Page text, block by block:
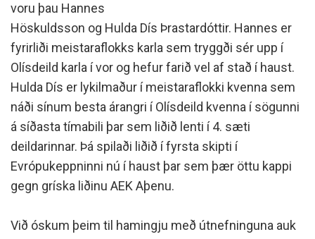
voru þau Hannes
Höskuldsson og Hulda Dís Þrastardóttir. Hannes er
fyrirliði meistaraflokks karla sem tryggði sér upp í
Olísdeild karla í vor og hefur farið vel af stað í haust.
Hulda Dís er lykilmaður í meistaraflokki kvenna sem
náði sínum besta árangri í Olísdeild kvenna í sögunni
á síðasta tímabili þar sem liðið lenti í 4. sæti
deildarinnar. Þá spilaði liðið í fyrsta skipti í
Evrópukeppninni nú í haust þar sem þær öttu kappi
gegn gríska liðinu AEK Aþenu.
Við óskum þeim til hamingju með útnefninguna auk